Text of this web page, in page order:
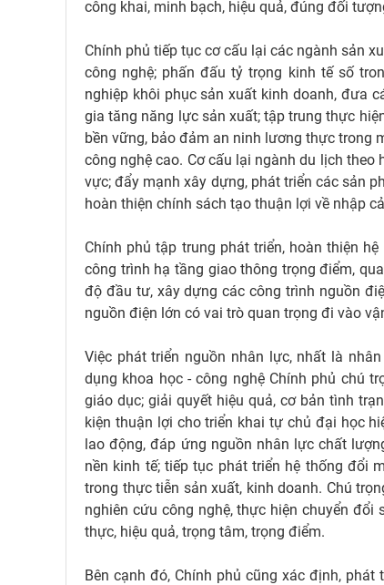
công khai, minh bạch, hiệu quả, đúng đối
Chính phủ tiếp tục cơ cấu lại các ngành sản
công nghệ; phấn đấu tỷ trọng kinh tế số
nghiệp khôi phục sản xuất kinh doanh, đưa
gia tăng năng lực sản xuất; tập trung thực
bền vững, bảo đảm an ninh lương thực trong
công nghệ cao. Cơ cấu lại ngành du lịch
vực; đẩy mạnh xây dựng, phát triển các sản
hoàn thiện chính sách tạo thuận lợi về nhập
Chính phủ tập trung phát triển, hoàn thiện
công trình hạ tầng giao thông trọng điểm,
độ đầu tư, xây dựng các công trình nguồn
nguồn điện lớn có vai trò quan trọng đi vào
Việc phát triển nguồn nhân lực, nhất là
dụng khoa học - công nghệ Chính phủ chú
giáo dục; giải quyết hiệu quả, cơ bản tình
kiện thuận lợi cho triển khai tự chủ đại học
lao động, đáp ứng nguồn nhân lực chất
nền kinh tế; tiếp tục phát triển hệ thống đổi
trong thực tiễn sản xuất, kinh doanh. Chú
nghiên cứu công nghệ, thực hiện chuyển đổi
thực, hiệu quả, trọng tâm, trọng điểm.
Bên cạnh đó, Chính phủ cũng xác định,